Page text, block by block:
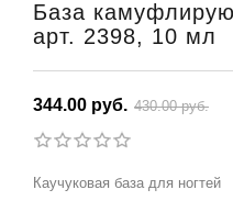
База
арт. 2398, 10 мл
344.00 руб. 430.00 руб.
Каучуковая база для ногтей